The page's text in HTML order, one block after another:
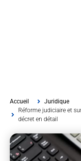
Accueil
Juridique
Réforme judiciaire et
décret en détail